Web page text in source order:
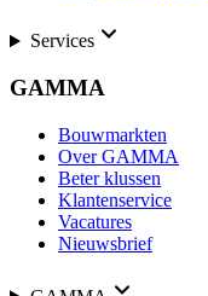
Services
GAMMA
Bouwmarkten
Over GAMMA
Beter klussen
Klantenservice
Vacatures
Nieuwsbrief